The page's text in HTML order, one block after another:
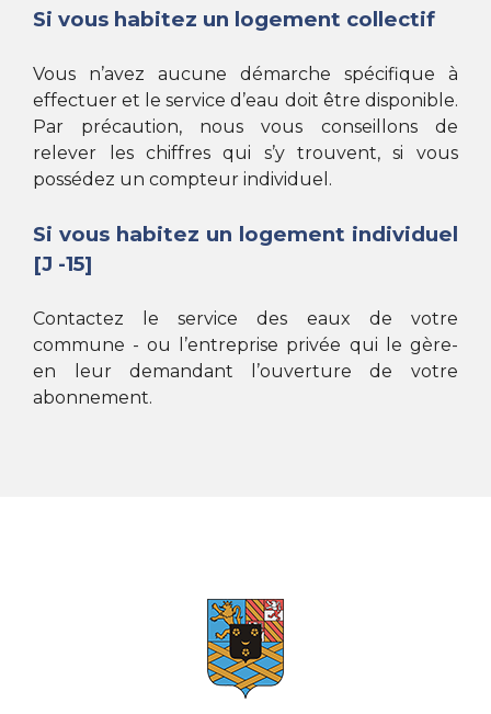
Si vous habitez un logement collectif
Vous n’avez aucune démarche spécifique à
effectuer et le service d’eau doit être disponible.
Par précaution, nous vous conseillons de
relever les chiffres qui s’y trouvent, si vous
possédez un compteur individuel.
Si vous habitez un logement individuel
[J -15]
Contactez le service des eaux de votre
commune - ou l’entreprise privée qui le gère-
en leur demandant l’ouverture de votre
abonnement.